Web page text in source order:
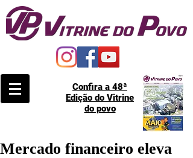
Confira a 48ª
Edição do Vitrine
do povo
Mercado financeiro eleva